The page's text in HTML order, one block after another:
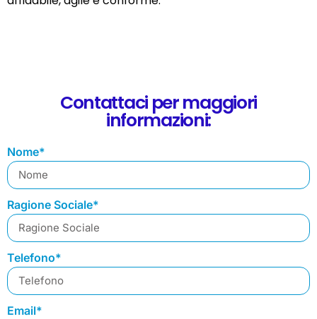
Contattaci per maggiori
informazioni:
Nome*
Ragione Sociale*
Telefono*
Email*